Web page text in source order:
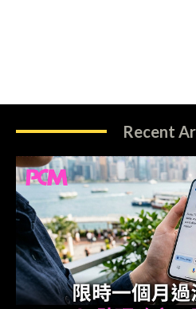
Recent